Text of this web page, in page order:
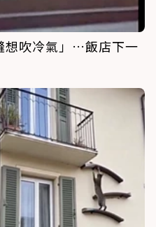
想吹冷氣」…飯店下一